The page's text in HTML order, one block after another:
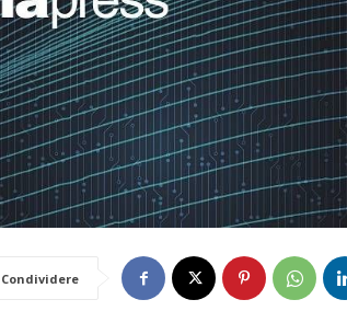
Condividere